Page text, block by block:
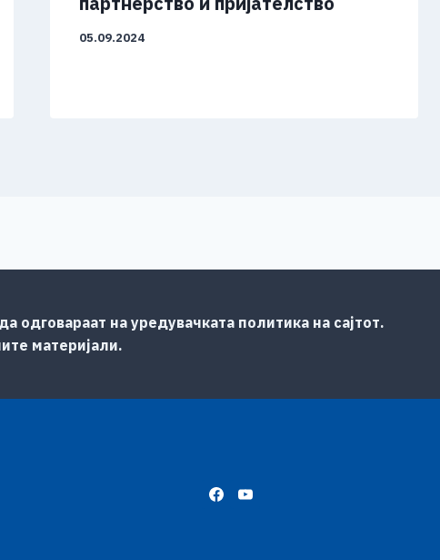
05.09.2024
одговараат на уредувачката политика на сајтот.
материјали.